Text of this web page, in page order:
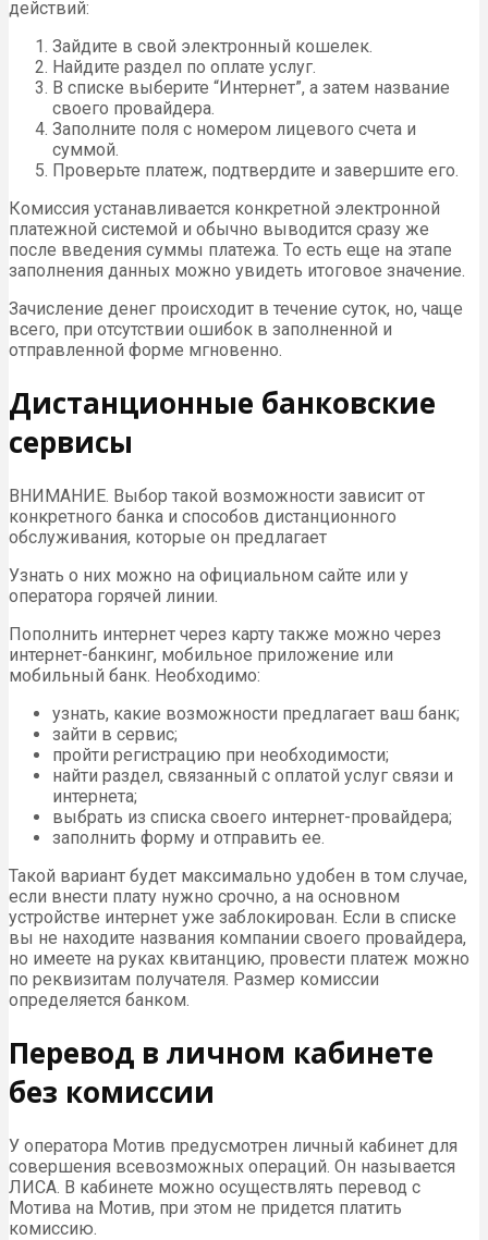
действий:
Зайдите в свой электронный кошелек.
Найдите раздел по оплате услуг.
В списке выберите “Интернет”, а затем название
своего провайдера.
Заполните поля с номером лицевого счета и
суммой.
Проверьте платеж, подтвердите и завершите его.
Комиссия устанавливается конкретной электронной
платежной системой и обычно выводится сразу же
после введения суммы платежа. То есть еще на этапе
заполнения данных можно увидеть итоговое значение.
Зачисление денег происходит в течение суток, но, чаще
всего, при отсутствии ошибок в заполненной и
отправленной форме мгновенно.
Дистанционные банковские
сервисы
ВНИМАНИЕ. Выбор такой возможности зависит от
конкретного банка и способов дистанционного
обслуживания, которые он предлагает
Узнать о них можно на официальном сайте или у
оператора горячей линии.
Пополнить интернет через карту также можно через
интернет-банкинг, мобильное приложение или
мобильный банк. Необходимо:
узнать, какие возможности предлагает ваш банк;
зайти в сервис;
пройти регистрацию при необходимости;
найти раздел, связанный с оплатой услуг связи и
интернета;
выбрать из списка своего интернет-провайдера;
заполнить форму и отправить ее.
Такой вариант будет максимально удобен в том случае,
если внести плату нужно срочно, а на основном
устройстве интернет уже заблокирован. Если в списке
вы не находите названия компании своего провайдера,
но имеете на руках квитанцию, провести платеж можно
по реквизитам получателя. Размер комиссии
определяется банком.
Перевод в личном кабинете
без комиссии
У оператора Мотив предусмотрен личный кабинет для
совершения всевозможных операций. Он называется
ЛИСА. В кабинете можно осуществлять перевод с
Мотива на Мотив, при этом не придется платить
комиссию.